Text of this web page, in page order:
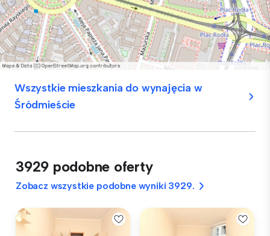
Wszystkie mieszkania do wynajęcia w
Śródmieście
3929 podobne oferty
Zobacz wszystkie podobne wyniki 3929.